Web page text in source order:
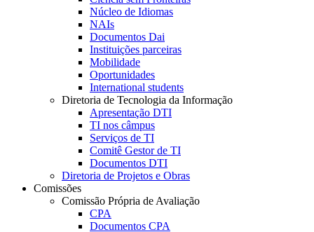
Núcleo de Idiomas
NAIs
Documentos Dai
Instituições parceiras
Mobilidade
Oportunidades
International students
Diretoria de Tecnologia da Informação
Apresentação DTI
TI nos câmpus
Serviços de TI
Comitê Gestor de TI
Documentos DTI
Diretoria de Projetos e Obras
Comissões
Comissão Própria de Avaliação
CPA
Documentos CPA